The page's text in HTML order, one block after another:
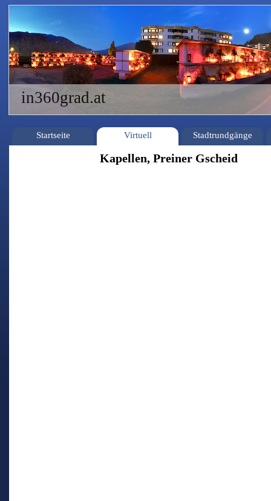
in360grad.at
Startseite Virtuell Stadtrundgänge
Kapellen, Preiner Gscheid